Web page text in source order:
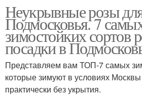
Неукрывные розы
Подмосковья. 7
зимостойких сортов
посадки в
Представляем вам ТОП-7 самых
которые зимуют в условиях
практически без укрытия.